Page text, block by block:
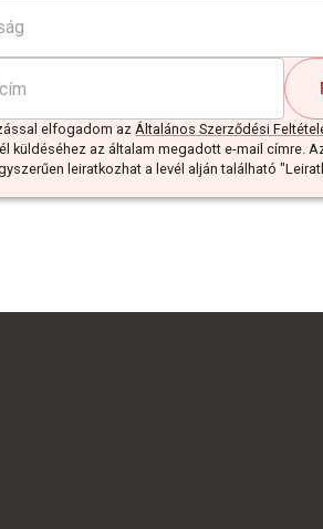
elfogadom azÁltalános Szerződési
küldéséhez az általam megadott e-mail címre.
leiratkozhat a levél alján található